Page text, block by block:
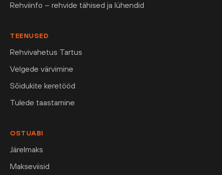
Rehviinfo – rehvide tähised ja lühendid
TEENUSED
Rehvivahetus Tartus
Velgede värvimine
Sõidukite keretööd
Tulede taastamine
OSTUABI
Järelmaks
Makseviisid